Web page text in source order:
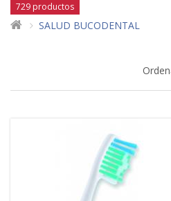
729 productos
SALUD BUCODENTAL